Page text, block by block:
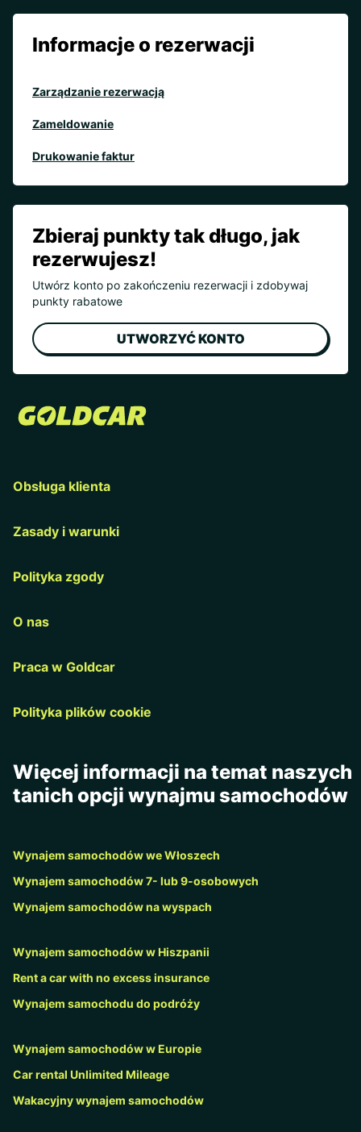
Informacje o rezerwacji
Zarządzanie rezerwacją
Zameldowanie
Drukowanie faktur
Zbieraj punkty tak długo, jak
rezerwujesz!
Utwórz konto po zakończeniu rezerwacji i zdobywaj
punkty rabatowe
UTWORZYĆ KONTO
Obsługa klienta
Zasady i warunki
Polityka zgody
O nas
Praca w Goldcar
Polityka plików cookie
Więcej informacji na temat naszych
tanich opcji wynajmu samochodów
Wynajem samochodów we Włoszech
Wynajem samochodów 7- lub 9-osobowych
Wynajem samochodów na wyspach
Wynajem samochodów w Hiszpanii
Rent a car with no excess insurance
Wynajem samochodu do podróży
Wynajem samochodów w Europie
Car rental Unlimited Mileage
Wakacyjny wynajem samochodów